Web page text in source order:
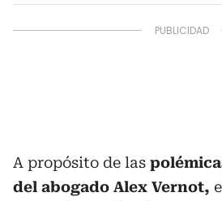
A propósito de las
del abogado Alex Vernot,